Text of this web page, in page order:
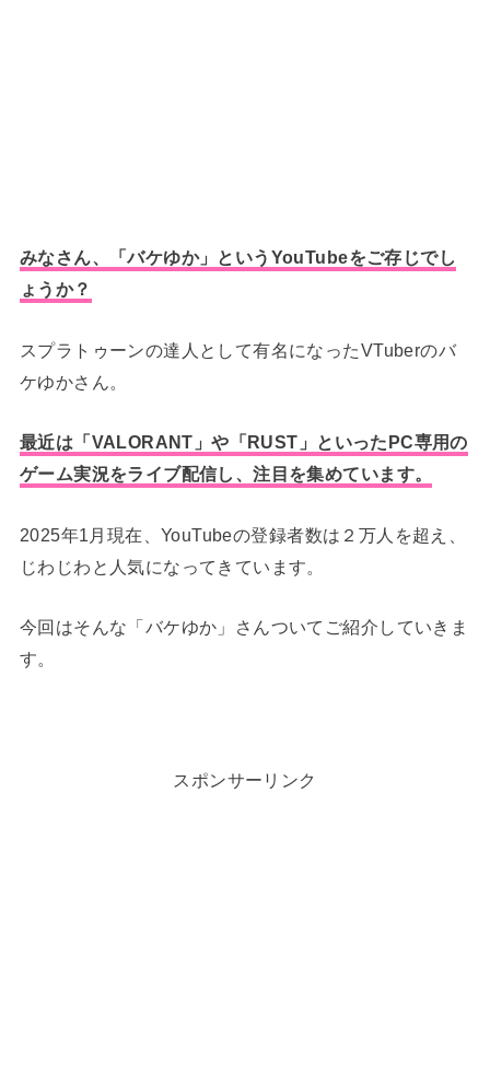
みなさん、「バケゆか」というYouTubeをご存じでし
ょうか？
スプラトゥーンの達人として有名になったVTuberのバ
ケゆかさん。
最近は「VALORANT」や「RUST」といったPC専用の
ゲーム実況をライブ配信し、注目を集めています。
2025年1月現在、YouTubeの登録者数は２万人を超え、
じわじわと人気になってきています。
今回はそんな「バケゆか」さんついてご紹介していきま
す。
スポンサーリンク